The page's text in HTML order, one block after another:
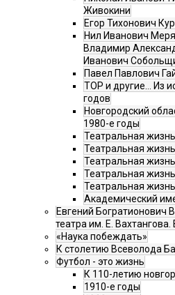
Живокини
Егор Тихонович
Нил Иванович
Владимир
Иванович
Павел Павлович
ТОР и другие… Из
годов
Новгородский
1980-е годы
Театральная
Театральная
Театральная
Театральная
Театральная
Академический
Евгений Богратионович
театра им. Е.
«Наука побеждать»
К столетию Всеволода
Футбол - это жизнь
К 110-летию
1910-е годы